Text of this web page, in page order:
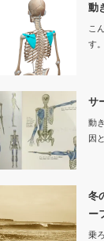
動
こ
す
サ
動
因
冬
ー
乗